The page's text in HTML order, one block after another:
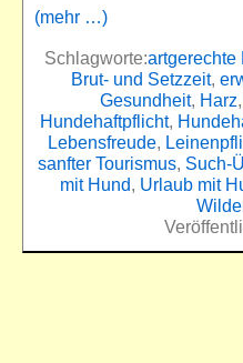
(mehr …)
Schlagworte:artgerechte
Brut- und Setzzeit,
Gesundheit, Harz,
Hundehaftpflicht,
Lebensfreude,
sanfter Tourismus, Such-
mit Hund, Urlaub mit